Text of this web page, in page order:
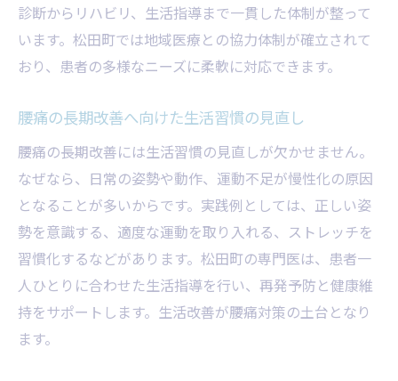
診断からリハビリ、生活指導まで一貫した体制が整って
います。松田町では地域医療との協力体制が確立されて
おり、患者の多様なニーズに柔軟に対応できます。
腰痛の長期改善へ向けた生活習慣の見直し
腰痛の長期改善には生活習慣の見直しが欠かせません。
なぜなら、日常の姿勢や動作、運動不足が慢性化の原因
となることが多いからです。実践例としては、正しい姿
勢を意識する、適度な運動を取り入れる、ストレッチを
習慣化するなどがあります。松田町の専門医は、患者一
人ひとりに合わせた生活指導を行い、再発予防と健康維
持をサポートします。生活改善が腰痛対策の土台となり
ます。